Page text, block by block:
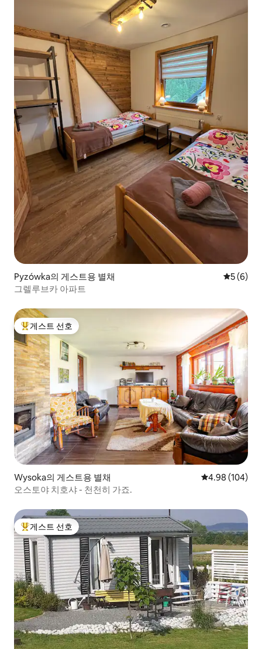
Pyzówka의 게스트용 별채 평점 5점
5 (6)
그렐루브카 아파트
상위 게스트 선호
게스트 선호
Wysoka의 게스트용 별채 평점 4.98점(5
4.98 (104)
오스토야 치호샤 - 천천히 가죠.
상위 게스트 선호
게스트 선호